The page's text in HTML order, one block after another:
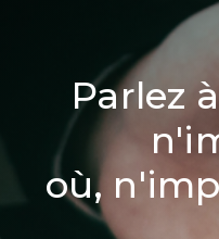
Parlez
où,